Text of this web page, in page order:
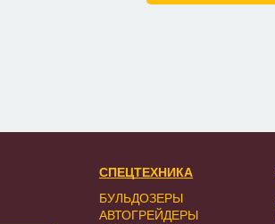
СПЕЦТЕХНИКА
БУЛЬДОЗЕРЫ
АВТОГРЕЙДЕРЫ